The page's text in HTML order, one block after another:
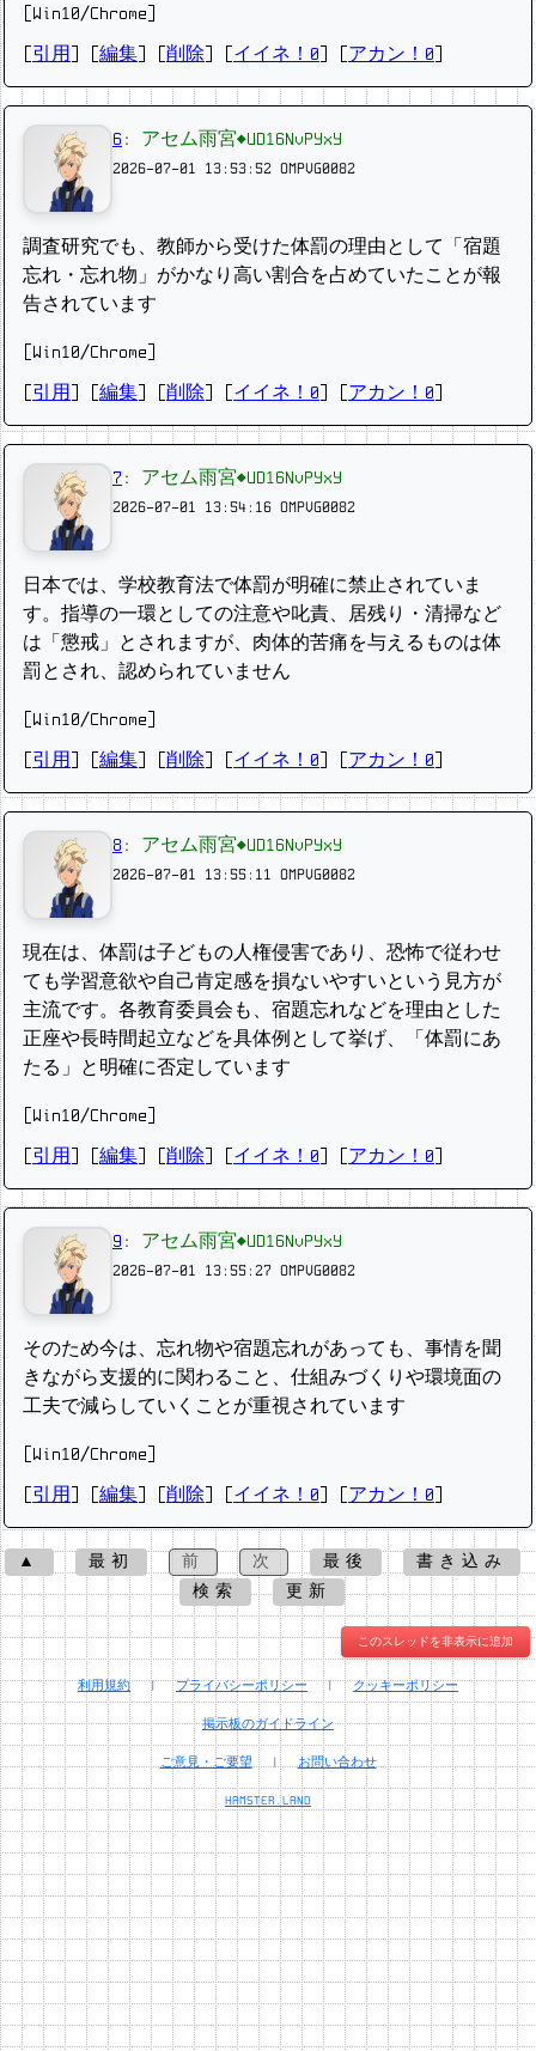
[Win10/Chrome]
引用 編集 削除 イイネ！0 アカン！0
6 : アセム雨宮◆UD16NvPYxY
2026-07-01 13:53:52 OMPVG0082
調査研究でも、教師から受けた体罰の理由として「宿題
忘れ・忘れ物」がかなり高い割合を占めていたことが報
告されています
[Win10/Chrome]
引用 編集 削除 イイネ！0 アカン！0
7 : アセム雨宮◆UD16NvPYxY
2026-07-01 13:54:16 OMPVG0082
日本では、学校教育法で体罰が明確に禁止されていま
す。指導の一環としての注意や叱責、居残り・清掃など
は「懲戒」とされますが、肉体的苦痛を与えるものは体
罰とされ、認められていません
[Win10/Chrome]
引用 編集 削除 イイネ！0 アカン！0
8 : アセム雨宮◆UD16NvPYxY
2026-07-01 13:55:11 OMPVG0082
現在は、体罰は子どもの人権侵害であり、恐怖で従わせ
ても学習意欲や自己肯定感を損ないやすいという見方が
主流です。各教育委員会も、宿題忘れなどを理由とした
正座や長時間起立などを具体例として挙げ、「体罰にあ
たる」と明確に否定しています
[Win10/Chrome]
引用 編集 削除 イイネ！0 アカン！0
9 : アセム雨宮◆UD16NvPYxY
2026-07-01 13:55:27 OMPVG0082
そのため今は、忘れ物や宿題忘れがあっても、事情を聞
きながら支援的に関わること、仕組みづくりや環境面の
工夫で減らしていくことが重視されています
[Win10/Chrome]
引用 編集 削除 イイネ！0 アカン！0
▲ 最初 前 次 最後
書き込み
検索
更新
このスレッドを非表示に追加
利用規約 | プライバシーポリシー | クッキーポリシー
掲示板のガイドライン
ご意見・ご要望 | お問い合わせ
HAMSTER.LAND